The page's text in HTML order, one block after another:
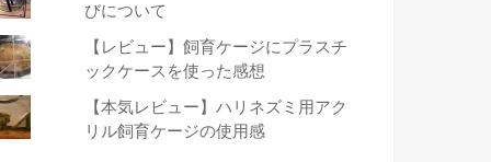
びについて
【レビュー】飼育ケージにプラスチ
ックケースを使った感想
【本気レビュー】ハリネズミ用アク
リル飼育ケージの使用感